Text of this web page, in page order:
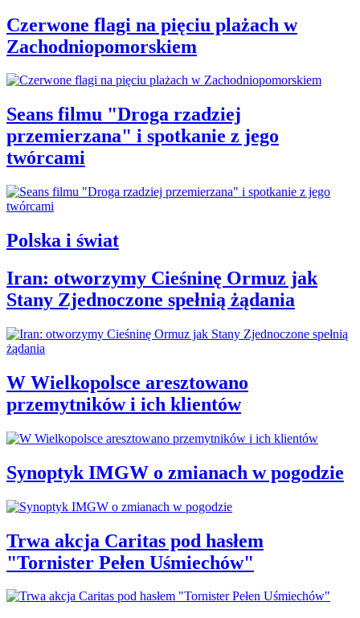
Czerwone flagi na pięciu plażach w
Zachodniopomorskiem
Seans filmu "Droga rzadziej
przemierzana" i spotkanie z jego
twórcami
Polska i świat
Iran: otworzymy Cieśninę Ormuz jak
Stany Zjednoczone spełnią żądania
W Wielkopolsce aresztowano
przemytników i ich klientów
Synoptyk IMGW o zmianach w pogodzie
Trwa akcja Caritas pod hasłem
"Tornister Pełen Uśmiechów"